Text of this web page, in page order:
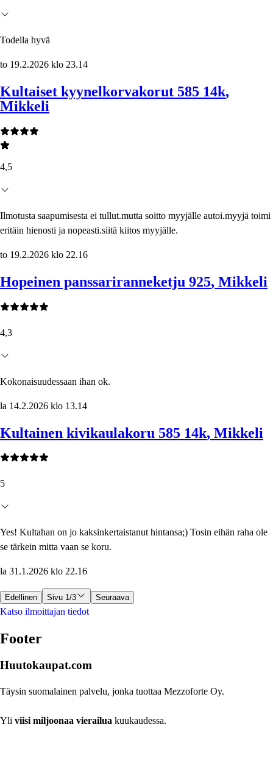
Todella hyvä
to 19.2.2026 klo 23.14
Kultaiset kyynelkorvakorut 585 14k,
Mikkeli
4,5
Ilmotusta saapumisesta ei tullut.mutta soitto myyjälle autoi.myyjä toimi
eritäin hienosti ja nopeasti.siitä kiitos myyjälle.
to 19.2.2026 klo 22.16
Hopeinen panssariranneketju 925, Mikkeli
4,3
Kokonaisuudessaan ihan ok.
la 14.2.2026 klo 13.14
Kultainen kivikaulakoru 585 14k, Mikkeli
5
Yes! Kultahan on jo kaksinkertaistanut hintansa;) Tosin eihän raha ole
se tärkein mitta vaan se koru.
la 31.1.2026 klo 22.16
Edellinen Sivu 1/3 Seuraava
Katso ilmoittajan tiedot
Footer
Huutokaupat.com
Täysin suomalainen palvelu, jonka tuottaa Mezzoforte Oy.
Yli viisi miljoonaa vierailua kuukaudessa.